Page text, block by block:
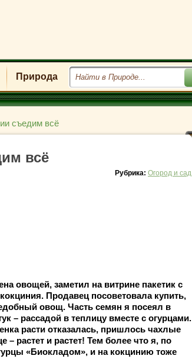
Природа
съедим всё
всё
Рубрика: Огород и сад
овощей, заметил на витрине пакетик с
Продавец посоветовала купить,
овощ. Часть семян я посеял в
– рассадой в теплицу вместе с огурцами.
расти отказалась, пришлось чахлые
– растет и растет! Тем более что я, по
«Биокладом», и на кокцинию тоже